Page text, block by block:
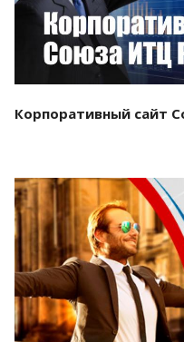
Корпоративный сайт